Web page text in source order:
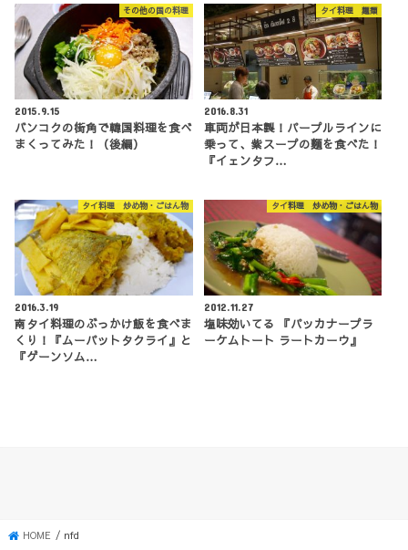
その他の国の料理
2015.9.15
バンコクの街角で韓国料理を食べ
まくってみた！（後編）
タイ料理 麺類
2016.8.31
車両が日本製！パープルラインに
乗って、紫スープの麵を食べた！
『イェンタフ…
タイ料理 炒め物・ごはん物
2016.3.19
南タイ料理のぶっかけ飯を食べま
くり！『ムーパットタクライ』と
『ゲーンソム…
タイ料理 炒め物・ごはん物
2012.11.27
塩味効いてる 『パッカナープラ
ーケムトート ラートカーウ』
HOME nfd